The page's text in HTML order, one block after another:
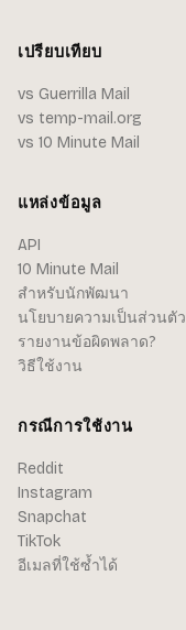
เปรียบเทียบ
vs Guerrilla Mail
vs temp-mail.org
vs 10 Minute Mail
แหล่งข้อมูล
API
10 Minute Mail
สำหรับนักพัฒนา
นโยบายความเป็นส่วนตัว
รายงานข้อผิดพลาด?
วิธีใช้งาน
กรณีการใช้งาน
Reddit
Instagram
Snapchat
TikTok
อีเมลที่ใช้ซ้ำได้